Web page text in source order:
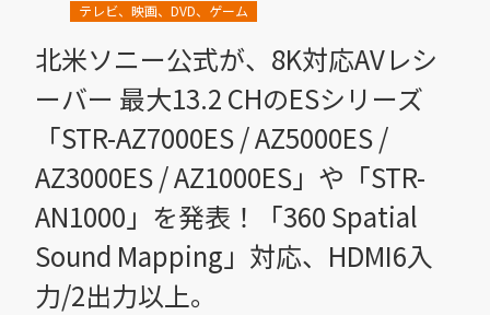
テレビ、映画、DVD、ゲーム
北米ソニー公式が、8K対応AVレシ
ーバー 最大13.2 CHのESシリーズ
「STR-AZ7000ES / AZ5000ES /
AZ3000ES / AZ1000ES」や「STR-
AN1000」を発表！「360 Spatial
Sound Mapping」対応、HDMI6入
力/2出力以上。